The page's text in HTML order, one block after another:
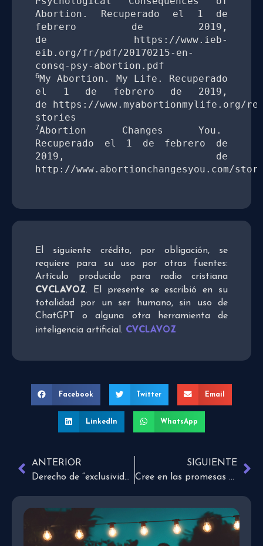
Abortion. Recuperado el 1 de
febrero de 2019,
de
https://www.ieb-
eib.org/fr/pdf/20170215-en-
6My Abortion. My Life.
Recuperado
el 1 de febrero de 2019,
de https://www.myabortionmylife.org/
7Abortion Changes You.
Recuperado el 1 de febrero de
2019,
de
http://www.abortionchangesyou.com/
El siguiente crédito, por obligación, se
requiere para su uso por otras fuentes:
Artículo producido para radio cristiana
CVCLAVOZ. El presente se escribió en su
totalidad por un ser humano, sin uso de
ChatGPT o alguna otra herramienta de
inteligencia artificial. CVCLAVOZ
Facebook Twitter Email
LinkedIn WhatsApp
ANTERIOR
Derecho de “exclusividad”
SIGUIENTE
Cree en las promesas de Dios